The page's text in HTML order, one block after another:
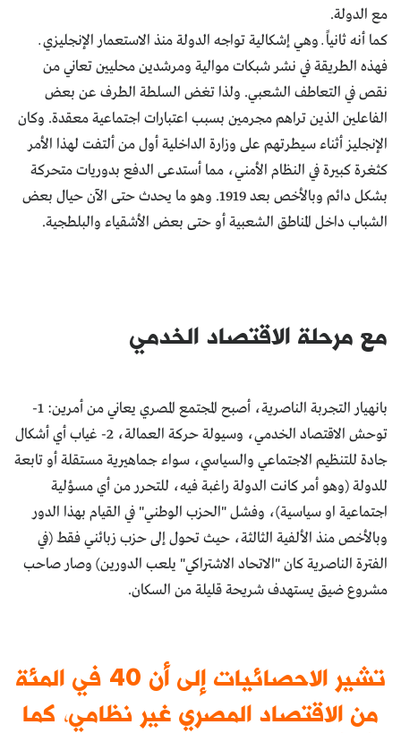
مع الدولة.
كما أنه ثانياً ــ وهي إشكالية تواجه الدولة منذ الاستعمار الإنجليزي ــ
فهذه الطريقة في نشر شبكات موالية ومرشدين محليين تعاني من
نقص في التعاطف الشعبي. ولذا تغض السلطة الطرف عن بعض
الفاعلين الذين تراهم مجرمين بسبب اعتبارات اجتماعية معقدة. وكان
الإنجليز أثناء سيطرتهم على وزارة الداخلية أول من ألتفت لهذا الأمر
كثغرة كبيرة في النظام الأمني، مما أستدعى الدفع بدوريات متحركة
بشكل دائم وبالأخص بعد 1919. وهو ما يحدث حتى الآن حيال بعض
الشباب داخل المناطق الشعبية أو حتى بعض الأشقياء والبلطجية.
مع مرحلة الاقتصاد الخدمي
بانهيار التجربة الناصرية، أصبح المجتمع المصري يعاني من أمرين: 1-
توحش الاقتصاد الخدمي، وسيولة حركة العمالة، 2- غياب أي أشكال
جادة للتنظيم الاجتماعي والسياسي، سواء جماهيرية مستقلة أو تابعة
للدولة (وهو أمر كانت الدولة راغبة فيه، للتحرر من أي مسؤلية
اجتماعية او سياسية)، وفشل "الحزب الوطني" في القيام بهذا الدور
وبالأخص منذ الألفية الثالثة، حيث تحول إلى حزب زبائني فقط (في
الفترة الناصرية كان "الاتحاد الاشتراكي" يلعب الدورين) وصار صاحب
مشروع ضيق يستهدف شريحة قليلة من السكان.
تشير الاحصائيات إلى أن 40 في المئة
من الاقتصاد المصري غير نظامي، كما